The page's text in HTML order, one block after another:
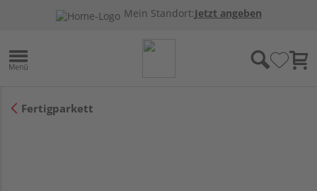
Mein Standort:Jetzt angeben
Fertigparkett